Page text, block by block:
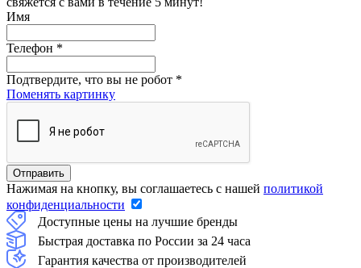
Имя
Телефон *
Подтвердите, что вы не робот *
Поменять картинку
Нажимая на кнопку, вы соглашаетесь с нашей политикой
конфиденциальности
Доступные цены на лучшие бренды
Быстрая доставка по России за 24 часа
Гарантия качества от производителей